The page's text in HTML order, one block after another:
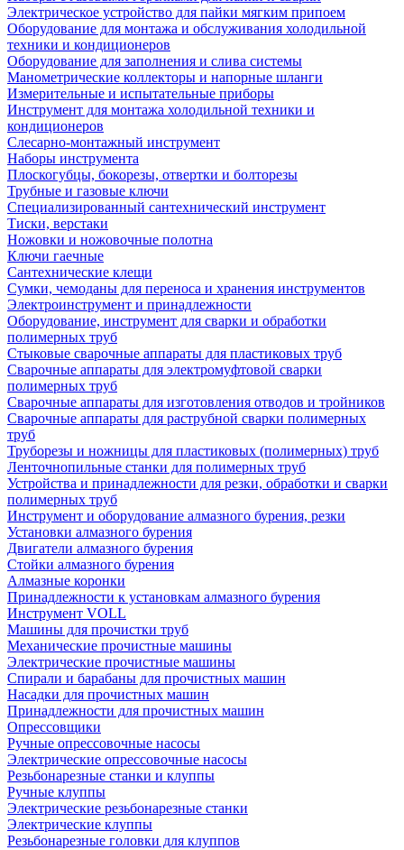
Электрическое устройство для пайки мягким припоем
Оборудование для монтажа и обслуживания холодильной
техники и кондиционеров
Оборудование для заполнения и слива системы
Манометрические коллекторы и напорные шланги
Измерительные и испытательные приборы
Инструмент для монтажа холодильной техники и
кондиционеров
Слесарно-монтажный инструмент
Наборы инструмента
Плоскогубцы, бокорезы, отвертки и болторезы
Трубные и газовые ключи
Специализированный сантехнический инструмент
Тиски, верстаки
Ножовки и ножовочные полотна
Ключи гаечные
Сантехнические клещи
Сумки, чемоданы для переноса и хранения инструментов
Электроинструмент и принадлежности
Оборудование, инструмент для сварки и обработки
полимерных труб
Стыковые сварочные аппараты для пластиковых труб
Сварочные аппараты для электромуфтовой сварки
полимерных труб
Сварочные аппараты для изготовления отводов и тройников
Сварочные аппараты для раструбной сварки полимерных
труб
Труборезы и ножницы для пластиковых (полимерных) труб
Ленточнопильные станки для полимерных труб
Устройства и принадлежности для резки, обработки и сварки
полимерных труб
Инструмент и оборудование алмазного бурения, резки
Установки алмазного бурения
Двигатели алмазного бурения
Стойки алмазного бурения
Алмазные коронки
Принадлежности к установкам алмазного бурения
Инструмент VOLL
Машины для прочистки труб
Механические прочистные машины
Электрические прочистные машины
Спирали и барабаны для прочистных машин
Насадки для прочистных машин
Принадлежности для прочистных машин
Опрессовщики
Ручные опрессовочные насосы
Электрические опрессовочные насосы
Резьбонарезные станки и клуппы
Ручные клуппы
Электрические резьбонарезные станки
Электрические клуппы
Резьбонарезные головки для клуппов